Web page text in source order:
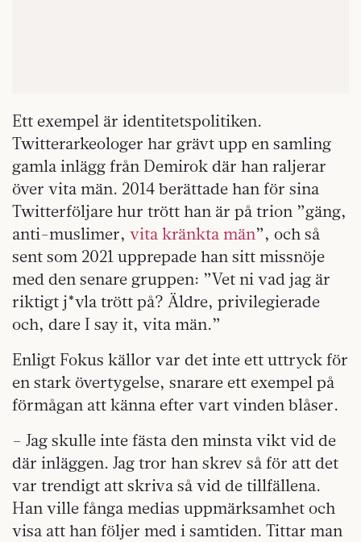
Ett exempel är identitetspolitiken.
Twitterarkeologer har grävt upp en samling
gamla inlägg från Demirok där han raljerar
över vita män. 2014 berättade han för sina
Twitterföljare hur trött han är på trion ”gäng,
anti-muslimer, vita kränkta män”, och så
sent som 2021 upprepade han sitt missnöje
med den senare gruppen: ”Vet ni vad jag är
riktigt j*vla trött på? Äldre, privilegierade
och, dare I say it, vita män.”
Enligt Fokus källor var det inte ett uttryck för
en stark övertygelse, snarare ett exempel på
förmågan att känna efter vart vinden blåser.
– Jag skulle inte fästa den minsta vikt vid de
där inläggen. Jag tror han skrev så för att det
var trendigt att skriva så vid de tillfällena.
Han ville fånga medias uppmärksamhet och
visa att han följer med i samtiden. Tittar man